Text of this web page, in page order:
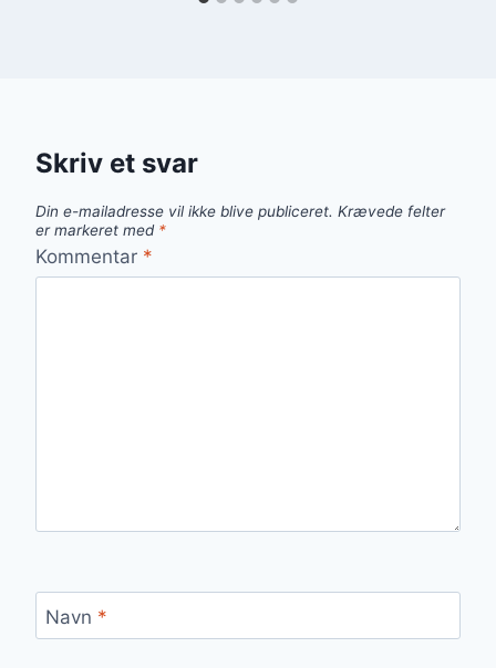
Skriv et svar
Din e-mailadresse vil ikke blive publiceret. Krævede felter
er markeret med *
Kommentar *
Navn *